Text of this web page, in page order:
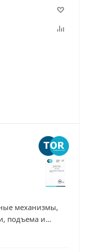
механизмы,
подъема и